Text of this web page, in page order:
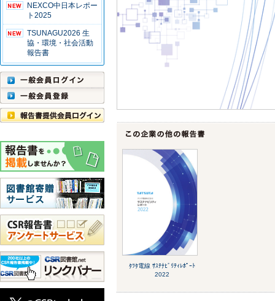
NEXCO中日本レポー
ト2025
TSUNAGU2026 生
協・環境・社会活動
報告書
ﾀﾂﾀ電線 ｻｽﾃﾅﾋﾞﾘﾃｨﾚﾎﾟｰﾄ
2022